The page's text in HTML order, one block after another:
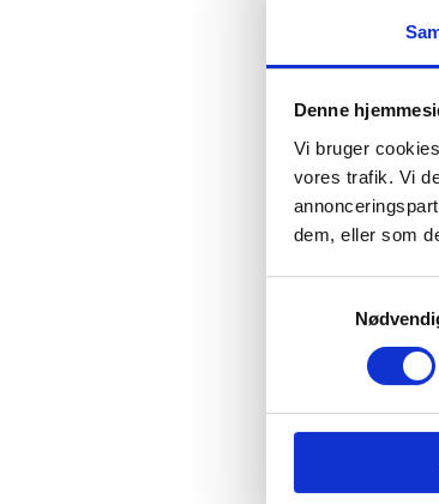
Denne
Vi bruger
vores trafik. Vi
dem, eller som
Vurdering
og
2.
eller flere
Såfremt